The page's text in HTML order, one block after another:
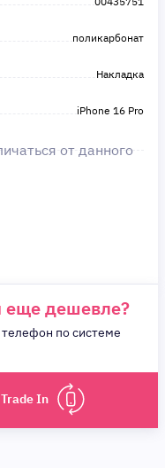
поликарбонат
Накладка
iPhone 16 Pro
от данного
еще дешевле?
по системе
In